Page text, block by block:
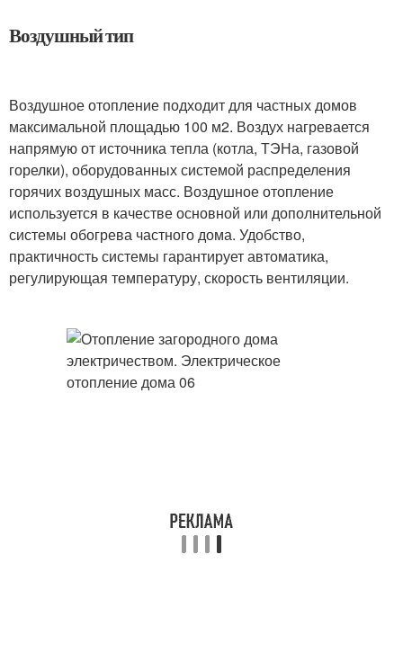
Воздушный тип
Воздушное отопление подходит для частных домов
максимальной площадью 100 м2. Воздух нагревается
напрямую от источника тепла (котла, ТЭНа, газовой
горелки), оборудованных системой распределения
горячих воздушных масс. Воздушное отопление
используется в качестве основной или дополнительной
системы обогрева частного дома. Удобство,
практичность системы гарантирует автоматика,
регулирующая температуру, скорость вентиляции.